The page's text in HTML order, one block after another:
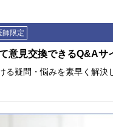
師限定
意⾒交換できるQ&Aサ
る疑問・悩みを素早く解決